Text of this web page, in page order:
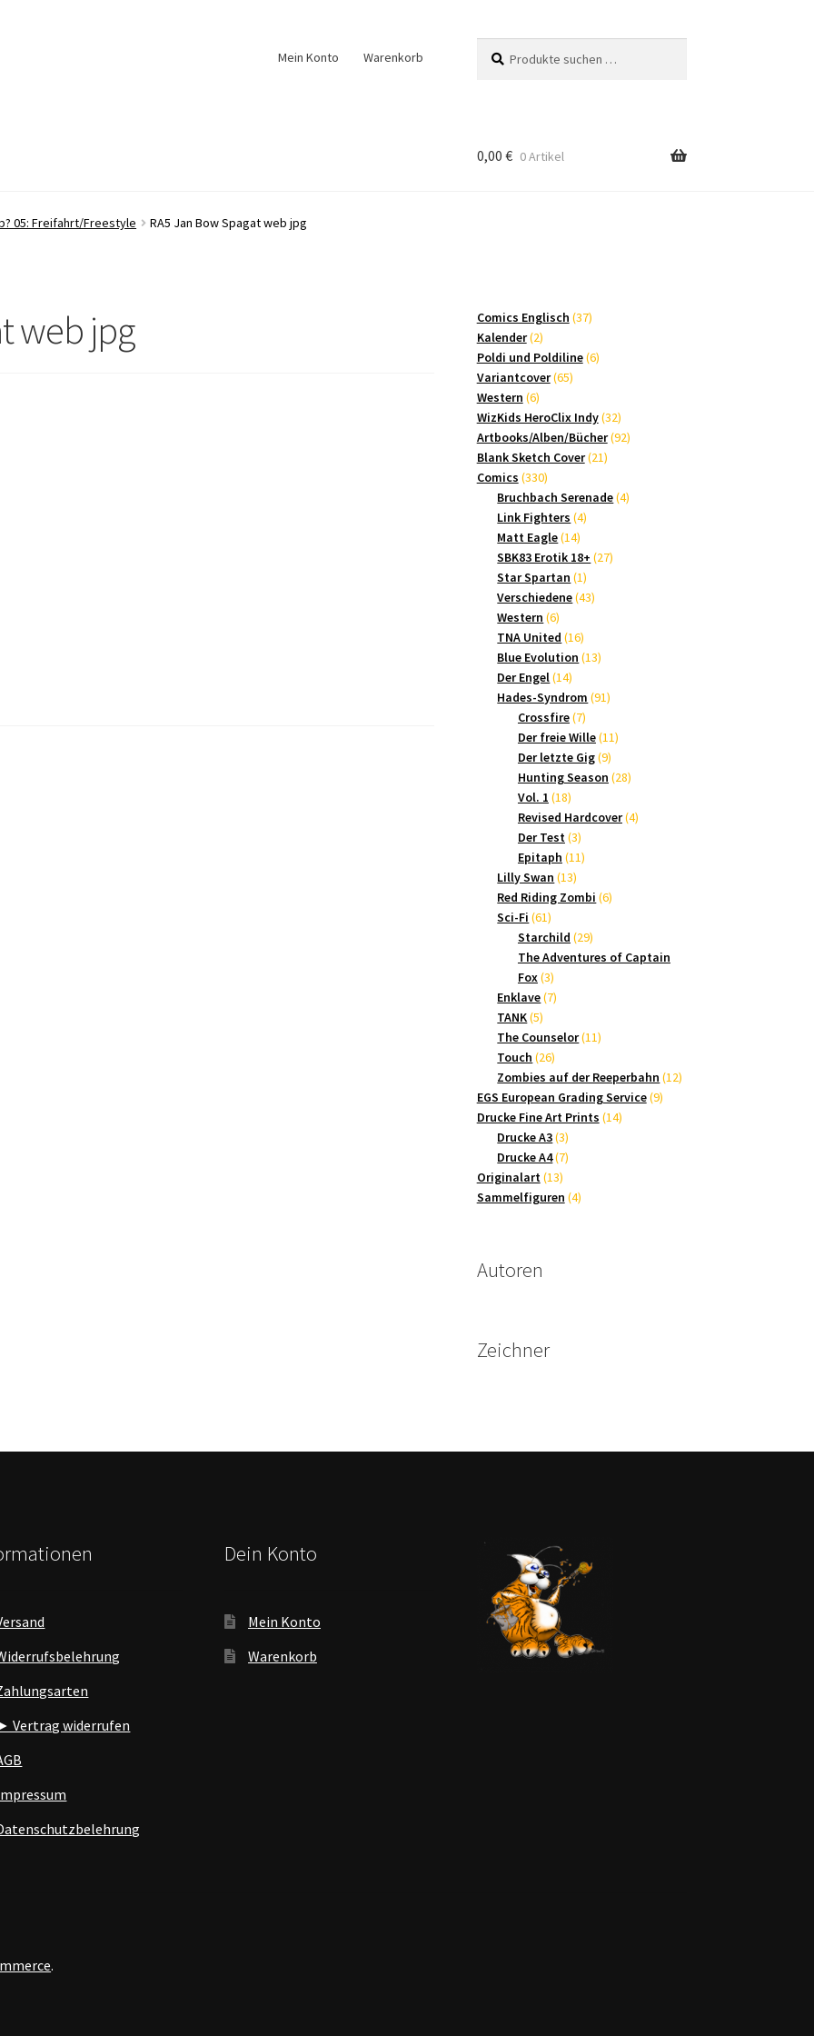
Mein Konto Warenkorb
nach:
0,00 € 0 Artikel
05: Freifahrt/Freestyle RA5 Jan Bow Spagat web jpg
web jpg Comics Englisch 3737
Kalender 22
Produkte
Poldi und Poldiline 66
Variantcover 6565
Western 66
Produkte
WizKids HeroClix Indy 3232
Produkte
Artbooks/Alben/Bücher 9292
Blank Sketch Cover 2121
Comics 330330
Produkte
Bruchbach Serenade 44
Link Fighters 44
Matt Eagle 1414
Produkte
SBK83 Erotik 18+ 2727
Star Spartan 11
Produkt
Verschiedene 4343
Western 66
Produkte
TNA United 1616
Produkte
Blue Evolution 1313
Der Engel 1414
Produkte
Hades-Syndrom 9191
Crossfire 77
Produkte
Der freie Wille 1111
Der letzte Gig 99
Produkte
Hunting Season 2828
Vol. 1 1818
Produkte
Revised Hardcover 44
Der Test 33
Produkte
Epitaph 1111
Lilly Swan 1313
Produkte
Red Riding Zombi 66
Sci-Fi 6161
Produkte
Starchild 2929
Produkte
The Adventures of Captain
Fox 33
Produkte
Enklave 77
TANK 55
Produkte
The Counselor 1111
Touch 2626
Produkte
Zombies auf der Reeperbahn 1212
EGS European Grading Service 99
Drucke Fine Art Prints 1414
Drucke A3 33
Produkte
Drucke A4 77
Originalart 1313
Produkte
Sammelfiguren 44
Autoren
Zeichner
Vertrag widerrufen
Dein Konto
Mein Konto
Warenkorb
.